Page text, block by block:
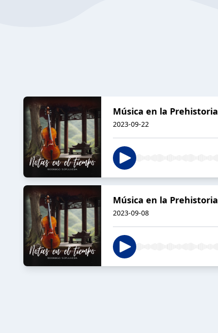
Música en la
2023-09-22
Música en la
2023-09-08